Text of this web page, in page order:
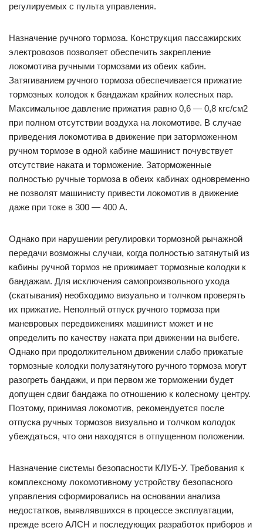
регулируемых с пульта управления.
Назначение ручного тормоза. Конструкция пассажирских
электровозов позволяет обеспечить закрепление
локомотива ручными тормозами из обеих кабин.
Затягиванием ручного тормоза обеспечивается прижатие
тормозных колодок к бандажам крайних колесных пар.
Максимальное давление прижатия равно 0,6 — 0,8 кгс/см2
при полном отсутствии воздуха на локомотиве. В случае
приведения локомотива в движение при заторможенном
ручном тормозе в одной кабине машинист почувствует
отсутствие наката и торможение. Заторможенные
полностью ручные тормоза в обеих кабинах одновременно
не позволят машинисту привести локомотив в движение
даже при токе в 300 — 400 А.
Однако при нарушении регулировки тормозной рычажной
передачи возможны случаи, когда полностью затянутый из
кабины ручной тормоз не прижимает тормозные колодки к
бандажам. Для исключения самопроизвольного ухода
(скатывания) необходимо визуально и толчком проверять
их прижатие. Неполный отпуск ручного тормоза при
маневровых передвижениях машинист может и не
определить по качеству наката при движении на выбеге.
Однако при продолжительном движении слабо прижатые
тормозные колодки полузатянутого ручного тормоза могут
разогреть бандажи, и при первом же торможении будет
допущен сдвиг бандажа по отношению к колесному центру.
Поэтому, принимая локомотив, рекомендуется после
отпуска ручных тормозов визуально и толчком колодок
убеждаться, что они находятся в отпущенном положении.
Назначение системы безопасности КЛУБ-У. Требования к
комплексному локомотивному устройству безопасного
управления сформировались на основании анализа
недостатков, выявлявшихся в процессе эксплуатации,
прежде всего АЛСН и последующих разработок приборов и